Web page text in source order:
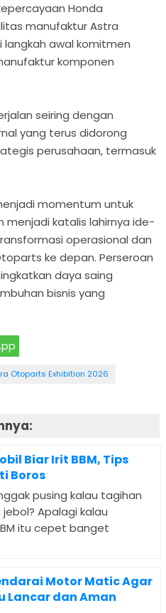
Honda
manufaktur Astra
awal komitmen
komponen
seiring dengan
yang terus didorong
perusahaan, termasuk
momentum untuk
katalis lahirnya ide-
operasional dan
ke depan. Perseroan
daya saing
bisnis yang
Otoparts Exhibition 2026
Biar Irit BBM, Tips
Boros
pusing kalau tagihan
Apalagi kalau
itu cepet banget
Motor Matic Agar
Lancar dan Aman